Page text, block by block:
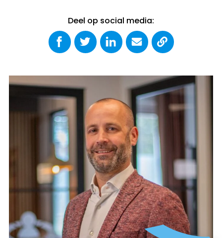
Deel op social media: